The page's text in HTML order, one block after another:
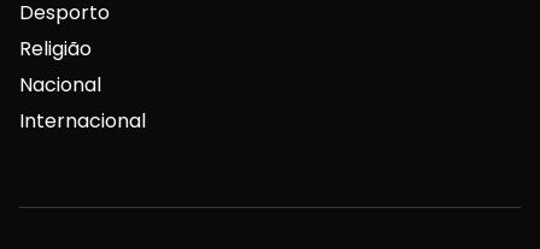
Desporto
Religião
Nacional
Internacional